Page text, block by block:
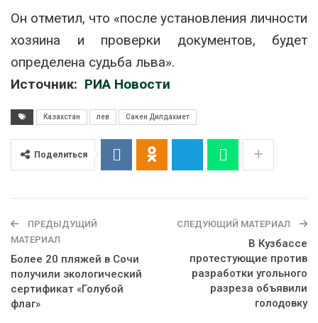
Он отметил, что «после установления личности
хозяина и проверки документов, будет
определена судьба льва».
Источник: РИА Новости
Казахстан лев Сакен Дилдахмет
Поделиться
ПРЕДЫДУЩИЙ
МАТЕРИАЛ
Более 20 пляжей в Сочи
получили экологический
сертификат «Голубой
флаг»
СЛЕДУЮЩИЙ МАТЕРИАЛ
В Кузбассе
протестующие против
разработки угольного
разреза объявили
голодовку